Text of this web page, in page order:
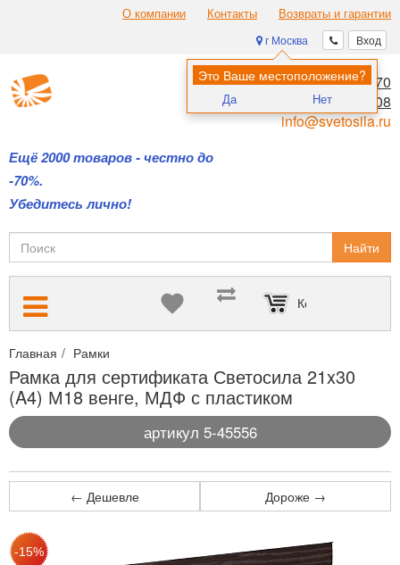
О компании Контакты Возвраты и гарантии
Вход
г Москва
Это Ваше местоположение?
Да Нет
Ещё 2000 товаров - честно до
-70%.
Убедитесь лично!
8 (495) 970-00-70
8 (800) 700-11-08
info@svetosila.ru
Найти
Корзина пуста
Главная Рамки
Рамка для сертификата Светосила 21x30
(A4) М18 венге, МДФ с пластиком
артикул 5-45556
← Дешевле Дороже →